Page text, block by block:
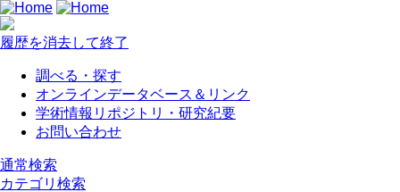
履歴を消去して終了
調べる・探す
オンラインデータベース＆リンク
学術情報リポジトリ・研究紀要
お問い合わせ
通常検索
カテゴリ検索